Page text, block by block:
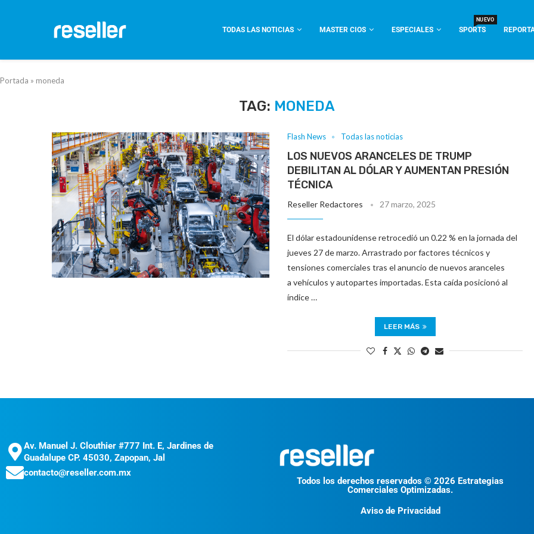
TODAS LAS NOTICIAS MASTER CIOS ESPECIALES SPORTS
NUEVO
Portada » moneda
TAG: MONEDA
Flash News Todas las noticias
LOS NUEVOS ARANCELES DE TRUMP
DEBILITAN AL DÓLAR Y AUMENTAN PRESIÓN
TÉCNICA
Reseller Redactores 27 marzo, 2025
El dólar estadounidense retrocedió un 0.22 % en la jornada del
jueves 27 de marzo. Arrastrado por factores técnicos y
tensiones comerciales tras el anuncio de nuevos aranceles
a vehículos y autopartes importadas. Esta caída posicionó al
índice …
LEER MÁS
Av. Manuel J. Clouthier #777 Int. E, Jardines de
Guadalupe CP. 45030, Zapopan, Jal
contacto@reseller.com.mx
Todos los derechos reservados © 2026 Estrategias
Comerciales Optimizadas.
Aviso de Privacidad